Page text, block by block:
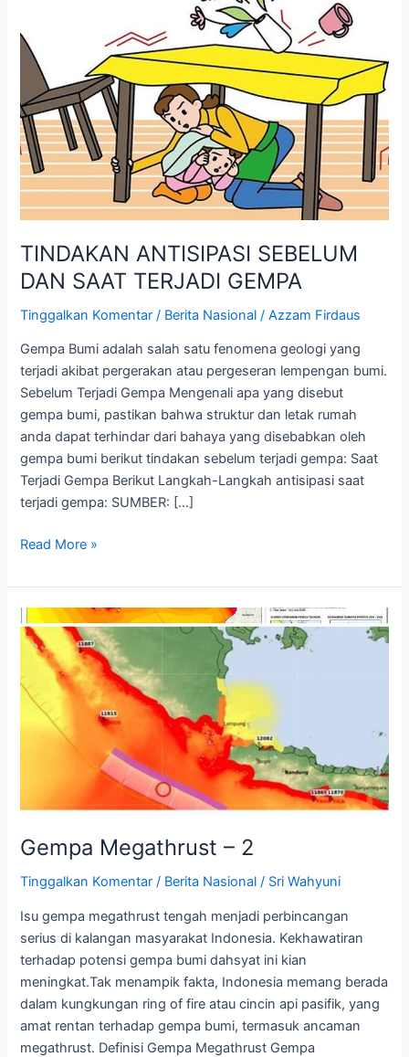
TINDAKAN ANTISIPASI SEBELUM
DAN SAAT TERJADI GEMPA
Tinggalkan Komentar / Berita Nasional /Azzam Firdaus
Gempa Bumi adalah salah satu fenomena geologi yang
terjadi akibat pergerakan atau pergeseran lempengan bumi.
Sebelum Terjadi Gempa Mengenali apa yang disebut
gempa bumi, pastikan bahwa struktur dan letak rumah
anda dapat terhindar dari bahaya yang disebabkan oleh
gempa bumi berikut tindakan sebelum terjadi gempa: Saat
Terjadi Gempa Berikut Langkah-Langkah antisipasi saat
terjadi gempa: SUMBER: […]
SEBELUM
DAN
SAAT
TERJADI
GEMPA
Read More »
Gempa Megathrust – 2
Tinggalkan Komentar / Berita Nasional / Sri Wahyuni
Isu gempa megathrust tengah menjadi perbincangan
serius di kalangan masyarakat Indonesia. Kekhawatiran
terhadap potensi gempa bumi dahsyat ini kian
meningkat.Tak menampik fakta, Indonesia memang berada
dalam kungkungan ring of fire atau cincin api pasifik, yang
amat rentan terhadap gempa bumi, termasuk ancaman
megathrust. Definisi Gempa Megathrust Gempa
Gempa
Megathrust
2